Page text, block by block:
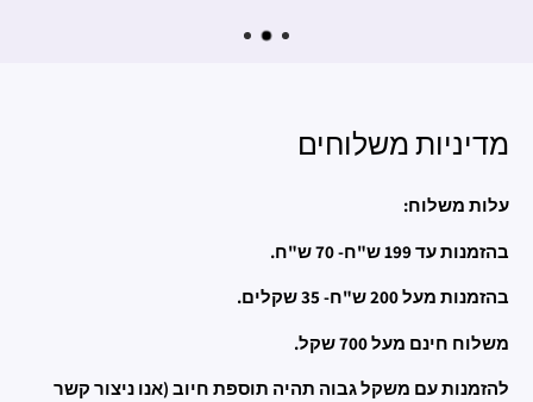
מדיניות משלוחים
עלות משלוח:
בהזמנות עד 199 ש"ח- 70 ש"ח.
בהזמנות מעל 200 ש"ח- 35 שקלים.
משלוח חינם מעל 700 שקל.
להזמנות עם משקל גבוה תהיה תוספת חיוב (אנו ניצור קשר